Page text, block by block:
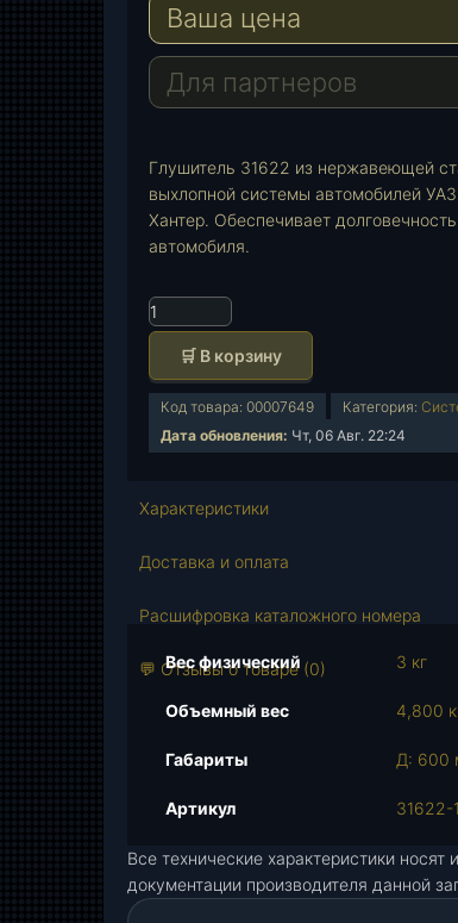
r
a
m
s
A
p
a
i
l
Ваша цена
Для партнеров
Глушитель 31622 из нержавеющей
выхлопной системы автомобилей
Хантер. Обеспечивает
автомобиля.
К
о
и
т
о
о
а
и
т
🛒 В корзину
Код товара: 00007649 Категория:
Дата обновления: Чт, 06 Авг. 22:24
Характеристики
Доставка и оплата
Расшифровка каталожного номера
💬 Отзывы о товаре (0)
Вес физический 3 кг
Объемный вес 4,800
Габариты Д: 600
Артикул 31622-
Все технические характеристики
документации производителя данной